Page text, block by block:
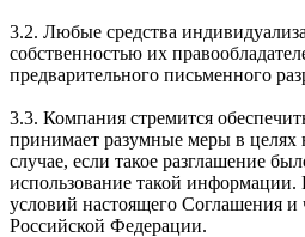
3.2. Любые средства
собственностью их
предварительного письменного
3.3. Компания стремится
принимает разумные меры в целях
случае, если такое разглашение
использование такой
условий настоящего Соглашения и
Российской Федерации.